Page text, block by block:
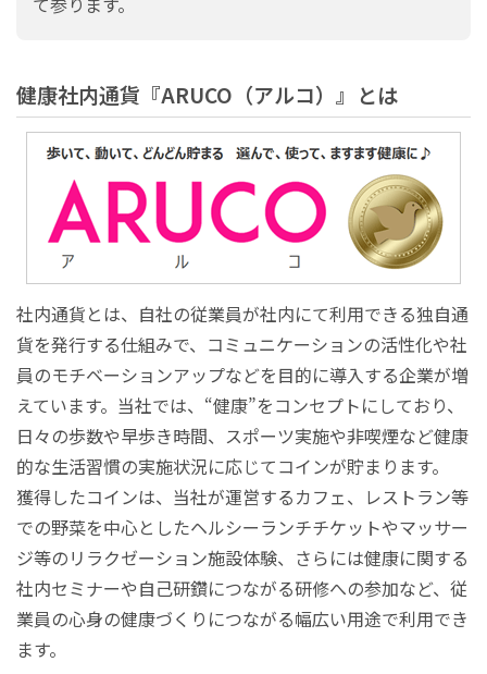
健康社内通貨『ARUCO（アルコ）』とは
社内通貨とは、自社の従業員が社内にて利用できる独自通
貨を発行する仕組みで、コミュニケーションの活性化や社
員のモチベーションアップなどを目的に導入する企業が増
えています。当社では、“健康”をコンセプトにしており、
日々の歩数や早歩き時間、スポーツ実施や非喫煙など健康
的な生活習慣の実施状況に応じてコインが貯まります。
獲得したコインは、当社が運営するカフェ、レストラン等
での野菜を中心としたヘルシーランチチケットやマッサー
ジ等のリラクゼーション施設体験、さらには健康に関する
社内セミナーや自己研鑽につながる研修への参加など、従
業員の心身の健康づくりにつながる幅広い用途で利用でき
ます。